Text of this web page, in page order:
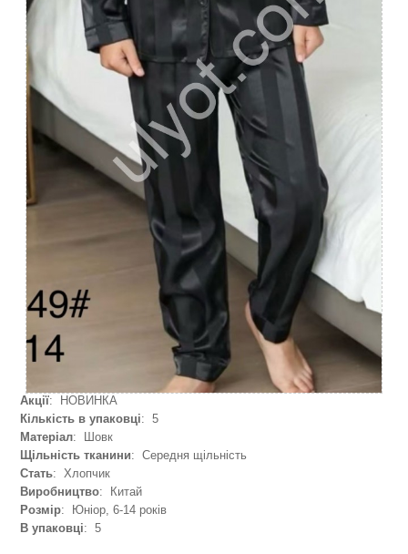
Акції: НОВИНКА
Кількість в упаковці: 5
Матеріал: Шовк
Щільність тканини: Середня щільність
Стать: Хлопчик
Виробництво: Китай
Розмір: Юніор, 6-14 років
В упаковці: 5